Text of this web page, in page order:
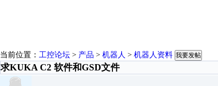
当前位置： 工控论坛 > 产品 > 机器人 > 机器人资料 我要发帖
求KUKA C2 软件和GSD文件